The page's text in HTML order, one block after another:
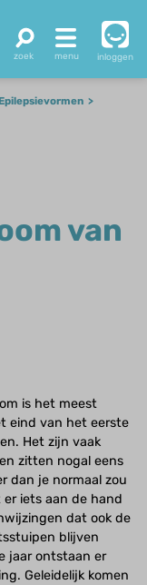
inloggen
van
is het meest
eind van het eerste
Het zijn vaak
zitten nogal eens
dan je normaal zou
iets aan de hand
dat ook de
blijven
jaar ontstaan er
Geleidelijk komen